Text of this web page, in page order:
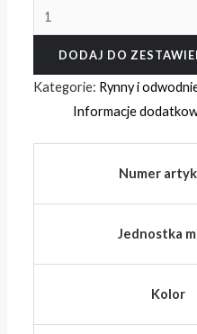
ilość
Denko
płaskie,
lewe,
CLASSIC
mm
DODAJ DO
Kategorie: Rynny i
Informacje
Numer
Jednostka
Kolor